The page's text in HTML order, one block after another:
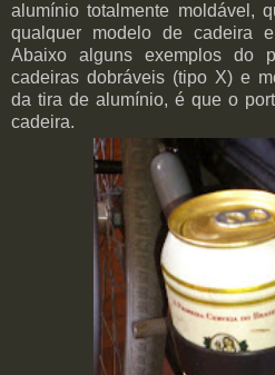
alumínio totalmente moldável,
qualquer modelo de cadeira
Abaixo alguns exemplos do
cadeiras dobráveis (tipo X) e
da tira de alumínio, é que o
cadeira.